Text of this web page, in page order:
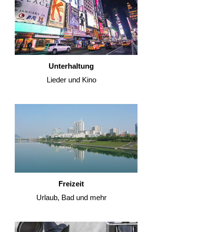
Unterhaltung
Lieder und Kino
Freizeit
Urlaub, Bad und mehr